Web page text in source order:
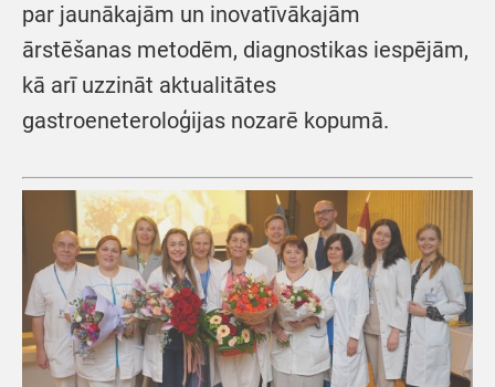
par jaunākajām un inovatīvākajām
ārstēšanas metodēm, diagnostikas iespējām,
kā arī uzzināt aktualitātes
gastroeneteroloģijas nozarē kopumā.